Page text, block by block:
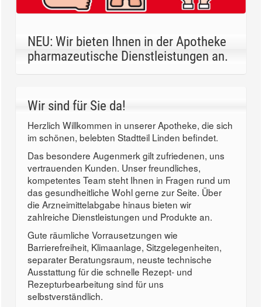
NEU: Wir bieten Ihnen in der Apotheke
pharmazeutische Dienstleistungen an.
Wir sind für Sie da!
Herzlich Willkommen in unserer Apotheke, die sich
im schönen, belebten Stadtteil Linden befindet.
Das besondere Augenmerk gilt zufriedenen, uns
vertrauenden Kunden. Unser freundliches,
kompetentes Team steht Ihnen in Fragen rund um
das gesundheitliche Wohl gerne zur Seite. Über
die Arzneimittelabgabe hinaus bieten wir
zahlreiche Dienstleistungen und Produkte an.
Gute räumliche Vorrausetzungen wie
Barrierefreiheit, Klimaanlage, Sitzgelegenheiten,
separater Beratungsraum, neuste technische
Ausstattung für die schnelle Rezept- und
Rezepturbearbeitung sind für uns
selbstverständlich.